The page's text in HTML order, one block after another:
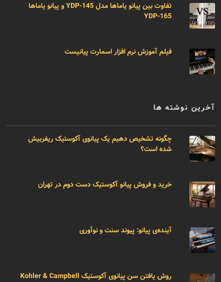
تفاوت بین پیانو یاماها مدل YDP-145 و پیانو یاماها
YDP-165
فیلم آموزش نرم افزار اسمارت پیانیست
آخرین نوشته ها
چگونه تشخیص دهیم یک پیانوی آکوستیک ریفربیش
شده است؟
خرید و فروش پیانو آکوستیک دست دوم در تهران
آینده‌ی پیانو: پیوند سنت و نوآوری
روش یافتن سن پیانوی آکوستیک Kohler & Campbell